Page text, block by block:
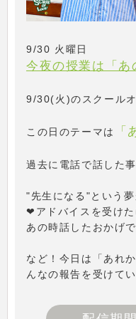
9/30 火曜日
今夜の授業は「あ
9/30(火)のスクール
この日のテーマは 「
過去に電話で話した
"先生になる"という夢
❤アドバイスを受けた
あの時話したおかげ
など！今日は「あれ
んなの報告を受けて